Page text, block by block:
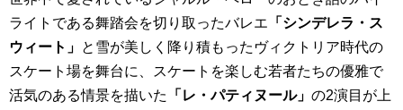
ライトである舞踏会を切り取ったバレエ 「シンデレラ・ス
ウィート」 と雪が美しく降り積もったヴィクトリア時代の
スケート場を舞台に、スケートを楽しむ若者たちの優雅で
活気のある情景を描いた
「レ・パティヌール」 の2演目が上